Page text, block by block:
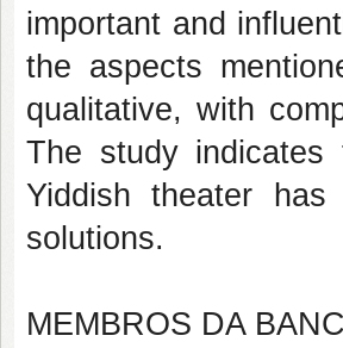
important and
the aspects
qualitative, with
The study
Yiddish theater
solutions.
MEMBROS DA